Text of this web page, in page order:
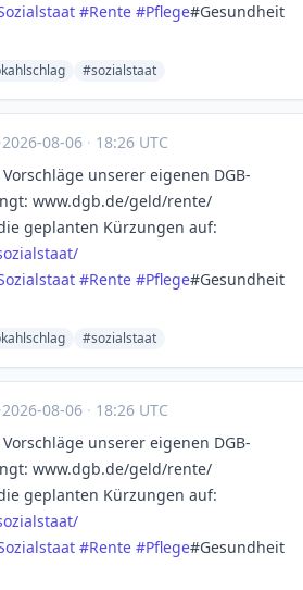
#Rente #Pflege#Gesundheit
#sozialstaat
·2026-08-06 · 18:26 UTC
unserer eigenen DGB-
www.dgb.de/geld/rente/
geplanten Kürzungen auf:
#Rente #Pflege#Gesundheit
#sozialstaat
·2026-08-06 · 18:26 UTC
unserer eigenen DGB-
www.dgb.de/geld/rente/
geplanten Kürzungen auf:
#Rente #Pflege#Gesundheit